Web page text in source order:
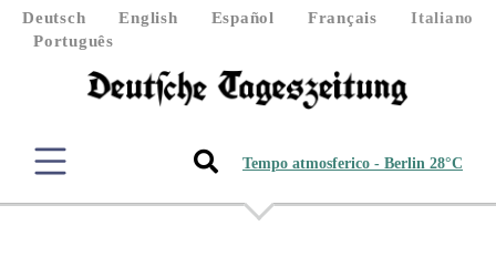
Deutsch English Español Français
Italiano
Português
Tempo atmosferico - Berlin 28°C